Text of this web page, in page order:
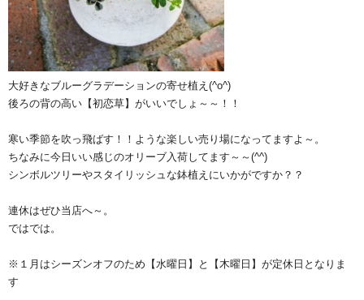
大好きなブルーグラデーションの寄せ植え(^o^)
後ろの背の高い【初恋草】がいいでしょ～～！！
寒い季節を吹っ飛ばす！！ような楽しい売り場になってますよ～。
ちなみに今日いい感じのオリーブ入荷してます～～(^^)
シンボルツリーやスタイリッシュな鉢植えにいかがですか？？
連休はぜひ当店へ～。
ではでは。
※１月はシーズンオフのため【水曜日】と【木曜日】が定休日となりま
す